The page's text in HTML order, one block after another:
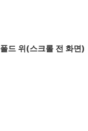
폴드 위(스크롤 전 화면)